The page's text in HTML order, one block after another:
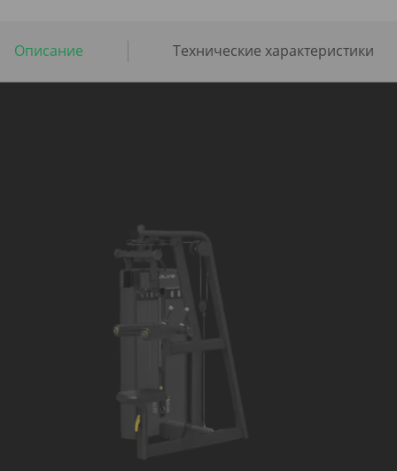
Описание Технические характеристики